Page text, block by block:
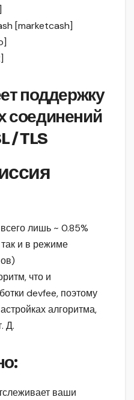
[marketcash]
поддержку
/ TLS
лишь ~ 0.85%
и в режиме
что и
devfee, поэтому
алгоритма,
Д.
:
ваши